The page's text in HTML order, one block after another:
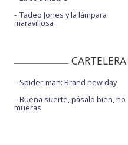
Tadeo Jones y la lámpara
maravillosa
Spider-man: Brand new day
Buena suerte, pásalo bien, no
mueras